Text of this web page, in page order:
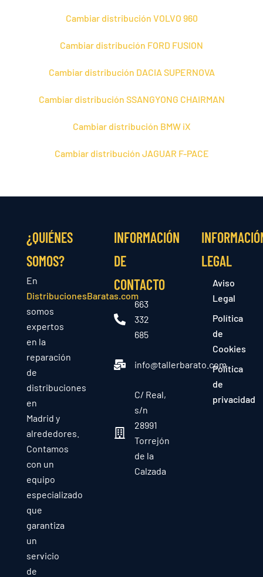
Cambiar distribución VOLVO 960
Cambiar distribución FORD FUSION
Cambiar distribución DACIA SUPERNOVA
Cambiar distribución SSANGYONG CHAIRMAN
Cambiar distribución BMW iX
Cambiar distribución JAGUAR F-PACE
¿QUIÉNES
SOMOS?
En
DistribucionesBaratas.com
somos
expertos
en la
reparación
de
distribuciones
en
Madrid y
alrededores.
Contamos
con un
equipo
especializado
que
garantiza
un
servicio
de
INFORMACIÓN
DE
CONTACTO
663
332
685
info@tallerbarato.com
C/ Real,
s/n
28991
Torrejón
de la
Calzada
LEGAL
Aviso
Legal
Política
de
Cookies
Política
de
privacidad